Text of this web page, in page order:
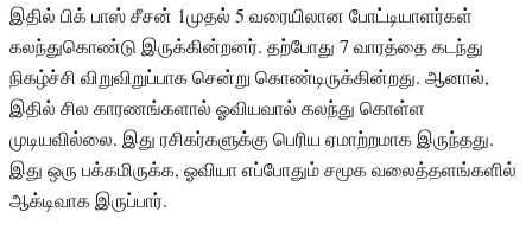
இதில் பிக் பாஸ் சீசன் 1முதல் 5 வரையிலான போட்டியாளர்கள்
கலந்துகொண்டு இருக்கின்றனர். தற்போது 7 வாரத்தை கடந்து
நிகழ்ச்சி விறுவிறுப்பாக சென்று கொண்டிருக்கின்றது. ஆனால்,
இதில் சில காரணங்களால் ஓவியவால் கலந்து கொள்ள
முடியவில்லை. இது ரசிகர்களுக்கு பெரிய ஏமாற்றமாக இருந்தது.
இது ஒரு பக்கமிருக்க, ஓவியா எப்போதும் சமூக வலைத்தளங்களில்
ஆக்டிவாக இருப்பார்.